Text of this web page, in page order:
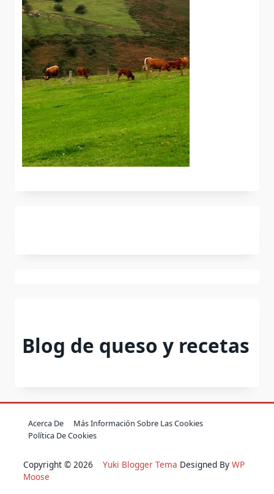
Blog de queso y recetas
Acerca De
Más Información Sobre Las Cookies
Política De Cookies
Copyright © 2026 Yuki Blogger Tema Designed By WP
Moose